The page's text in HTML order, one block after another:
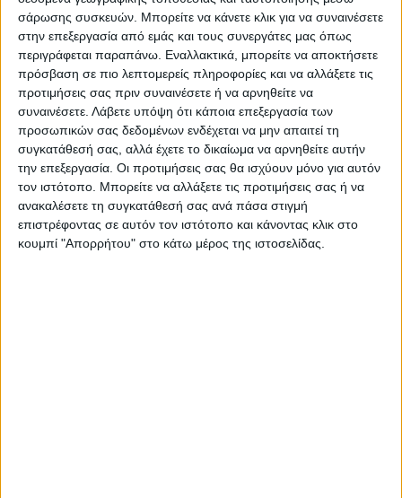
σάρωσης συσκευών. Μπορείτε να κάνετε κλικ για να συναινέσετε
στην επεξεργασία από εμάς και τους συνεργάτες μας όπως
περιγράφεται παραπάνω. Εναλλακτικά, μπορείτε να αποκτήσετε
πρόσβαση σε πιο λεπτομερείς πληροφορίες και να αλλάξετε τις
προτιμήσεις σας πριν συναινέσετε ή να αρνηθείτε να
συναινέσετε. Λάβετε υπόψη ότι κάποια επεξεργασία των
προσωπικών σας δεδομένων ενδέχεται να μην απαιτεί τη
συγκατάθεσή σας, αλλά έχετε το δικαίωμα να αρνηθείτε αυτήν
την επεξεργασία. Οι προτιμήσεις σας θα ισχύουν μόνο για αυτόν
τον ιστότοπο. Μπορείτε να αλλάξετε τις προτιμήσεις σας ή να
ανακαλέσετε τη συγκατάθεσή σας ανά πάσα στιγμή
επιστρέφοντας σε αυτόν τον ιστότοπο και κάνοντας κλικ στο
κουμπί "Απορρήτου" στο κάτω μέρος της ιστοσελίδας.
Περιγραφή Πληροφορίες Ερωτήσεις
Μπουφές Clara Megapap χρώμα ανοιχτό καρυδί
142×35,6×83εκ.
Τεχνικά χαρακτηριστικά:
Χρώμα: ανοιχτό καρυδί